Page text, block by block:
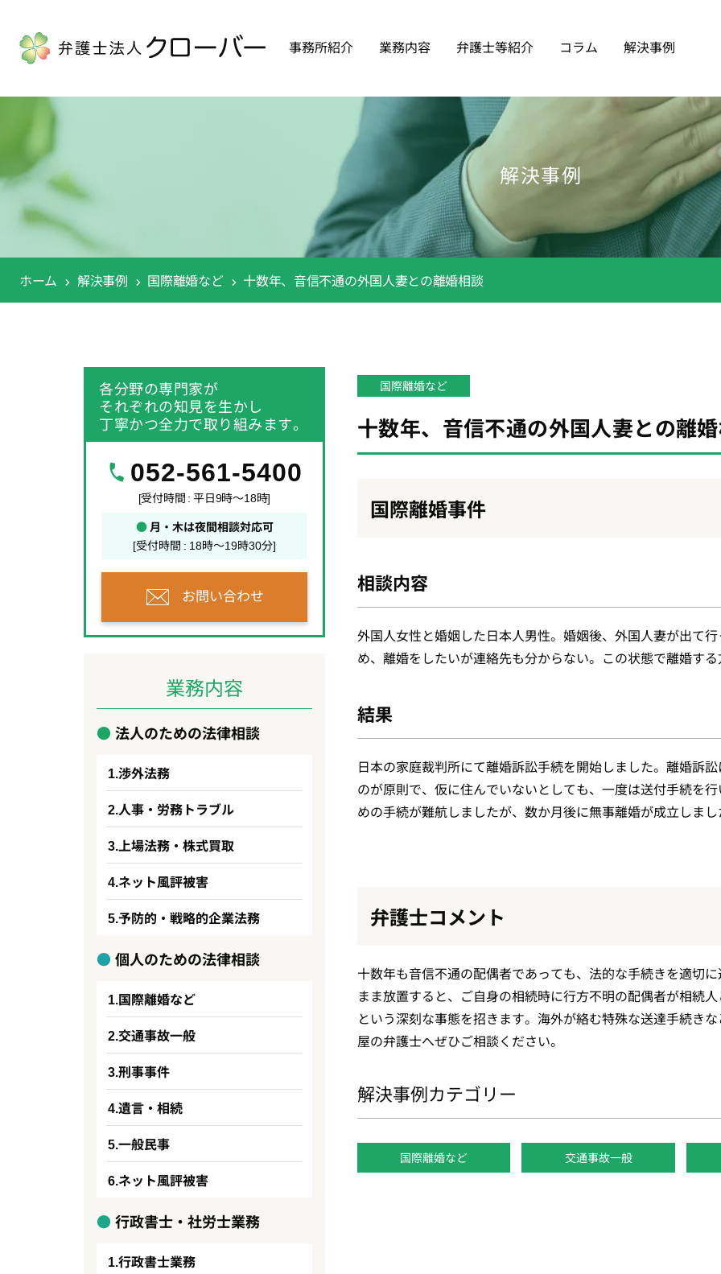
事務所紹介 業務内容 弁護士等紹介 コラム 解決事例
解決事例
ホーム 解決事例 国際離婚など 十数年、音信不通の外国人妻との離婚相談
国際離婚など
十数年、音信不通の外国人妻との離
国際離婚事件
相談内容
外国人女性と婚姻した日本人男性。婚姻後、外国人妻が出て
め、離婚をしたいが連絡先も分からない。この状態で離婚す
結果
日本の家庭裁判所にて離婚訴訟手続を開始しました。離婚訴
のが原則で、仮に住んでいないとしても、一度は送付手続を
めの手続が難航しましたが、数か月後に無事離婚が成立しまし
弁護士コメント
十数年も音信不通の配偶者であっても、法的な手続きを適切
まま放置すると、ご自身の相続時に行方不明の配偶者が相続
という深刻な事態を招きます。海外が絡む特殊な送達手続き
屋の弁護士へぜひご相談ください。
解決事例カテゴリー
国際離婚など 交通事故一般
各分野の専門家が
それぞれの知見を生かし
丁寧かつ全力で取り組みます。
052-561-5400
[受付時間 : 平日9時～18時]
●月・木は夜間相談対応可
[受付時間 : 18時～19時30分]
お問い合わせ
業務内容
法人のための法律相談
渉外法務
人事・労務トラブル
上場法務・株式買取
ネット風評被害
予防的・戦略的企業法務
個人のための法律相談
国際離婚など
交通事故一般
刑事事件
遺言・相続
一般民事
ネット風評被害
行政書士・社労士業務
行政書士業務